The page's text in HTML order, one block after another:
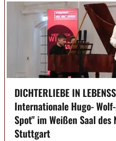
DICHTERLIEBE IN
Internationale Hugo-
Spot" im Weißen Saal des
Stuttgart